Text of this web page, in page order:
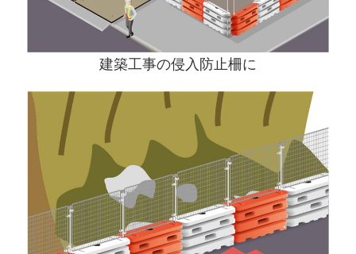
建築工事の侵入防止柵に